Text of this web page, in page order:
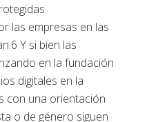
las empresas en las
Y si bien las
en la fundación
digitales en la
con una orientación
o de género siguen